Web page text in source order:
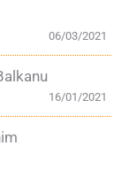
06/03/2021
16/01/2021